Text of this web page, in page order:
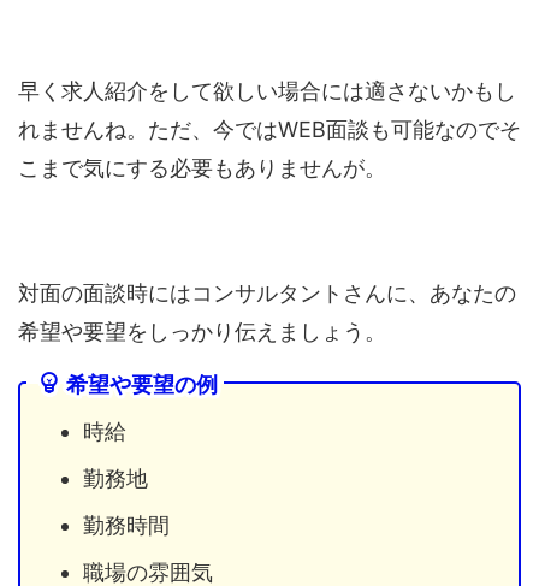
早く求人紹介をして欲しい場合には適さないかもし
れませんね。ただ、今ではWEB面談も可能なのでそ
こまで気にする必要もありませんが。
対面の面談時にはコンサルタントさんに、あなたの
希望や要望をしっかり伝えましょう。
希望や要望の例
時給
勤務地
勤務時間
職場の雰囲気